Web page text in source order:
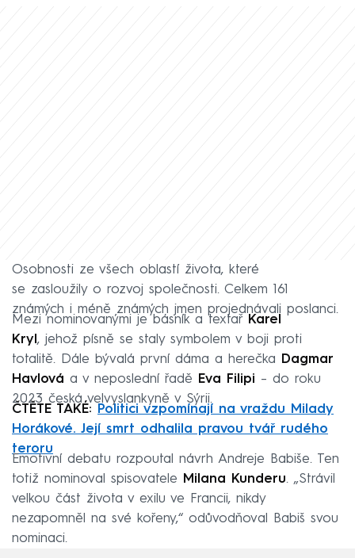
Osobnosti ze všech oblastí života, které
se zasloužily o rozvoj společnosti. Celkem 161
známých i méně známých jmen projednávali poslanci.
Mezi nominovanými je básník a textař Karel
Kryl , jehož písně se staly symbolem v boji proti
totalitě. Dále bývalá první dáma a herečka
Dagmar
Havlová a v neposlední řadě Eva Filipi – do roku
2023 česká velvyslankyně v Sýrii.
ČTĚTE TAKÉ:
Politici vzpomínají na vraždu Milady
Horákové. Její smrt odhalila pravou tvář rudého
teroru
Emotivní debatu rozpoutal návrh Andreje Babiše. Ten
totiž nominoval spisovatele
Milana Kunderu. „Strávil
velkou část života v exilu ve Francii, nikdy
nezapomněl na své kořeny,“ odůvodňoval Babiš svou
nominaci.